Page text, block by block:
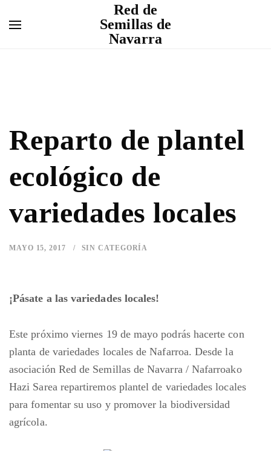
Red de
Semillas de
Navarra
Reparto de plantel
ecológico de
variedades locales
MAYO 15, 2017 SIN CATEGORÍA
¡Pásate a las variedades locales!
Este próximo viernes 19 de mayo podrás hacerte con
planta de variedades locales de Nafarroa. Desde la
asociación Red de Semillas de Navarra / Nafarroako
Hazi Sarea repartiremos plantel de variedades locales
para fomentar su uso y promover la biodiversidad
agrícola.